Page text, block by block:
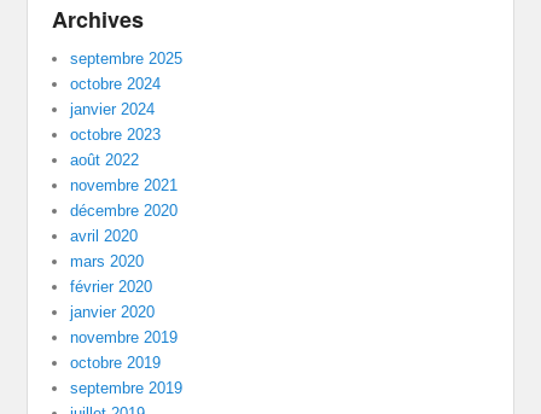
Archives
septembre 2025
octobre 2024
janvier 2024
octobre 2023
août 2022
novembre 2021
décembre 2020
avril 2020
mars 2020
février 2020
janvier 2020
novembre 2019
octobre 2019
septembre 2019